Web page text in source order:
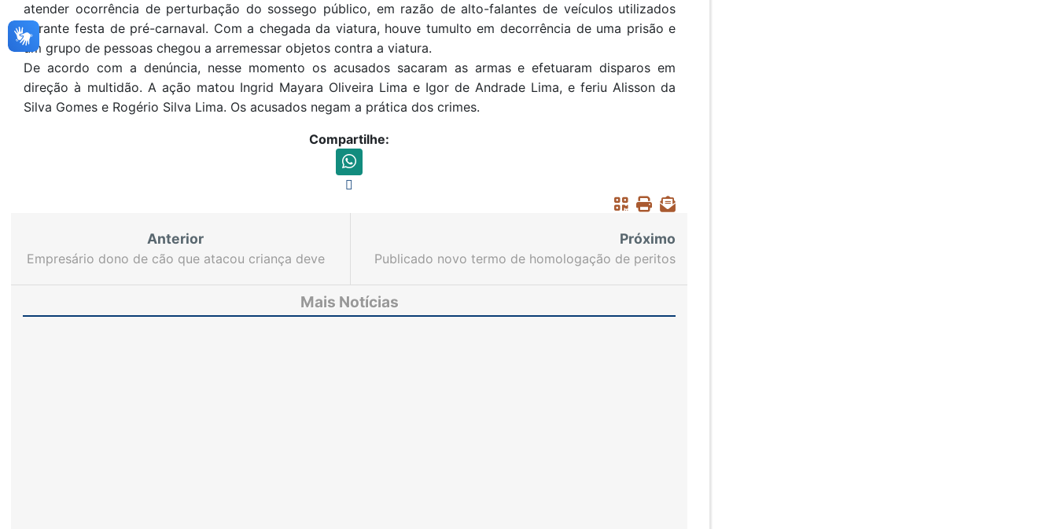
atender ocorrência de perturbação do sossego público, em razão de alto-falantes de veículos utilizados
durante festa de pré-carnaval. Com a chegada da viatura, houve tumulto em decorrência de uma prisão e
um grupo de pessoas chegou a arremessar objetos contra a viatura.
De acordo com a denúncia, nesse momento os acusados sacaram as armas e efetuaram disparos em
direção à multidão. A ação matou Ingrid Mayara Oliveira Lima e Igor de Andrade Lima, e feriu Alisson da
Silva Gomes e Rogério Silva Lima. Os acusados negam a prática dos crimes.
Compartilhe:
Anterior
Empresário dono de cão que atacou criança deve
Próximo
Publicado novo termo de homologação de peritos
Mais Notícias